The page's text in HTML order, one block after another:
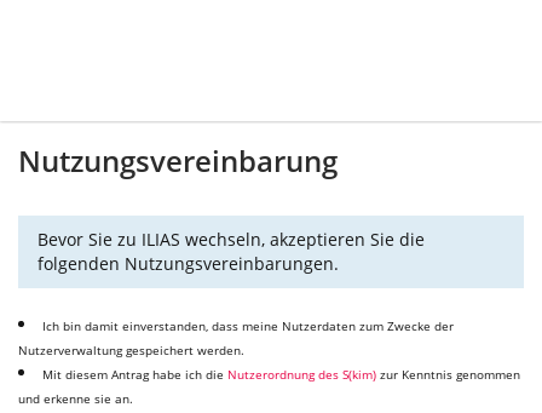
Nutzungsvereinbarung
Bevor Sie zu ILIAS wechseln, akzeptieren Sie die
folgenden Nutzungsvereinbarungen.
Ich bin damit einverstanden, dass meine Nutzerdaten zum Zwecke der
Nutzerverwaltung gespeichert werden.
Mit diesem Antrag habe ich die Nutzerordnung des S(kim) zur Kenntnis genommen
und erkenne sie an.